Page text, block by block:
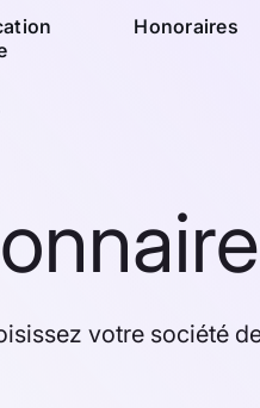
Honoraires
votre société